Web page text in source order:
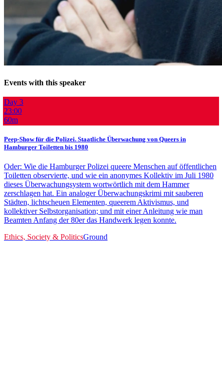
Events with this speaker
Day 3
23:00
60m
Peep-Show für die Polizei. Staatliche Überwachung von Queers in
Hamburger Toiletten bis 1980
Oder: Wie die Hamburger Polizei queere Menschen auf öffentlichen
Toiletten observierte, und wie ein anonymes Kollektiv im Juli 1980
dieses Überwachungsystem wortwörtlich mit dem Hammer
zerschlagen hat. Ein analoger Überwachungskrimi mit sauberen
Städten, lichtscheuen Elementen, queerem Aktivismus, und
kollektiver Selbstorganisation; und mit einer Anleitung wie man
Beamten Anfang der 80er das Handwerk legen konnte.
Ethics, Society & PoliticsGround